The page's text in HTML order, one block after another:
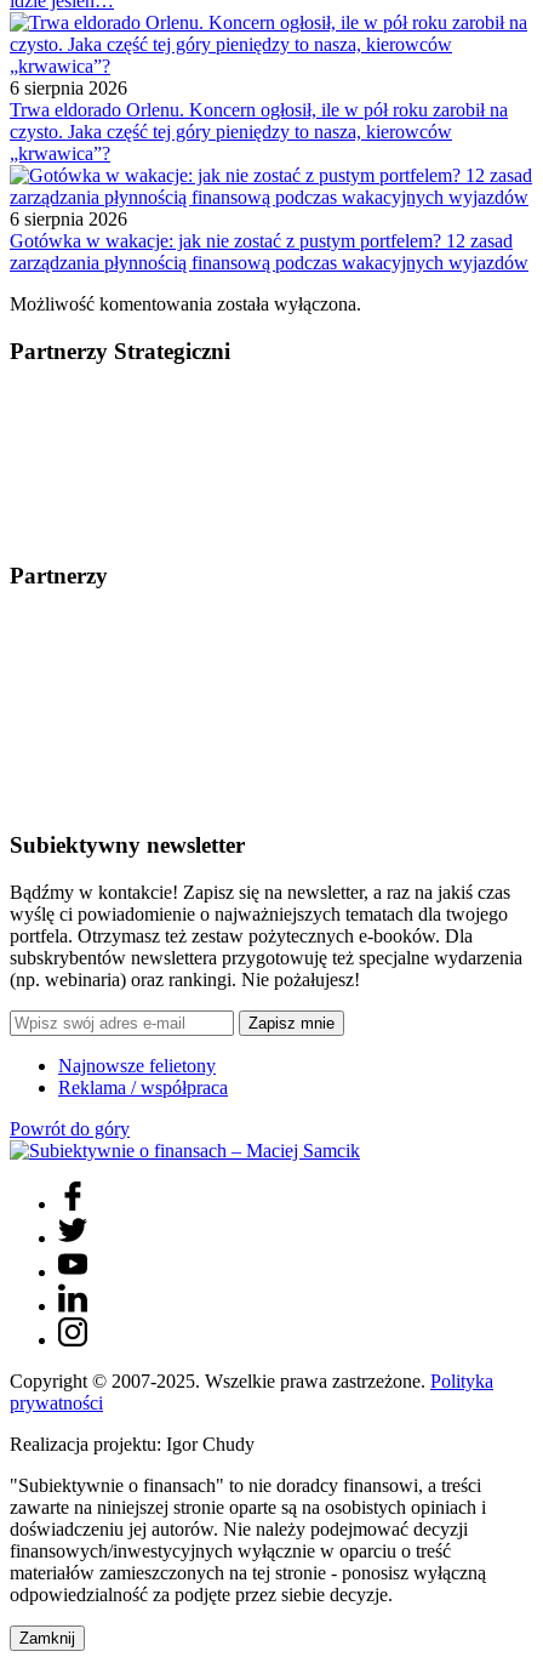
6 sierpnia 2026
Trwa eldorado Orlenu. Koncern ogłosił, ile w pół roku zarobił na
czysto. Jaka część tej góry pieniędzy to nasza, kierowców
„krwawica”?
6 sierpnia 2026
Gotówka w wakacje: jak nie zostać z pustym portfelem? 12 zasad
zarządzania płynnością finansową podczas wakacyjnych wyjazdów
Możliwość komentowania została wyłączona.
Partnerzy Strategiczni
Partnerzy
Subiektywny newsletter
Bądźmy w kontakcie! Zapisz się na newsletter, a raz na jakiś czas
wyślę ci powiadomienie o najważniejszych tematach dla twojego
portfela. Otrzymasz też zestaw pożytecznych e-booków. Dla
subskrybentów newslettera przygotowuję też specjalne wydarzenia
(np. webinaria) oraz rankingi. Nie pożałujesz!
Zapisz mnie
Najnowsze felietony
Reklama / współpraca
Powrót do góry
Copyright © 2007-2025. Wszelkie prawa zastrzeżone. Polityka
prywatności
Realizacja projektu: Igor Chudy
"Subiektywnie o finansach" to nie doradcy finansowi, a treści
zawarte na niniejszej stronie oparte są na osobistych opiniach i
doświadczeniu jej autorów. Nie należy podejmować decyzji
finansowych/inwestycyjnych wyłącznie w oparciu o treść
materiałów zamieszczonych na tej stronie - ponosisz wyłączną
odpowiedzialność za podjęte przez siebie decyzje.
Zamknij